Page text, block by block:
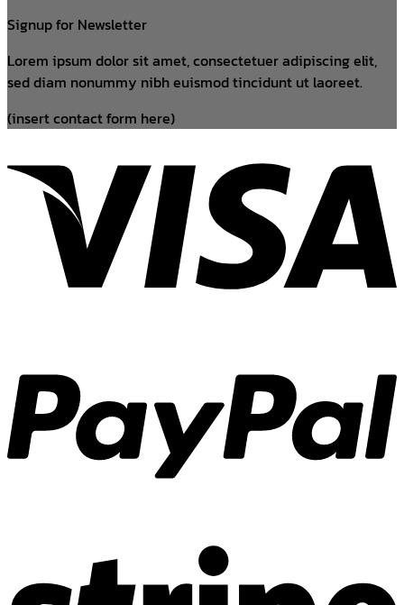
Signup for Newsletter
Lorem ipsum dolor sit amet, consectetuer adipiscing elit,
sed diam nonummy nibh euismod tincidunt ut laoreet.
(insert contact form here)